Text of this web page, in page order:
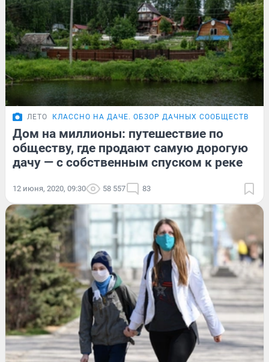
ЛЕТО КЛАССНО НА ДАЧЕ. ОБЗОР ДАЧНЫХ СООБЩЕСТВ
Дом на миллионы: путешествие по
обществу, где продают самую дорогую
дачу — с собственным спуском к реке
12 июня, 2020, 09:30 58 557 83